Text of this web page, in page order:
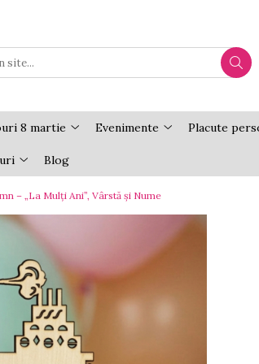
8 martie Evenimente Placute
Blog
– „La Mulți Ani”, Vârstă și Nume